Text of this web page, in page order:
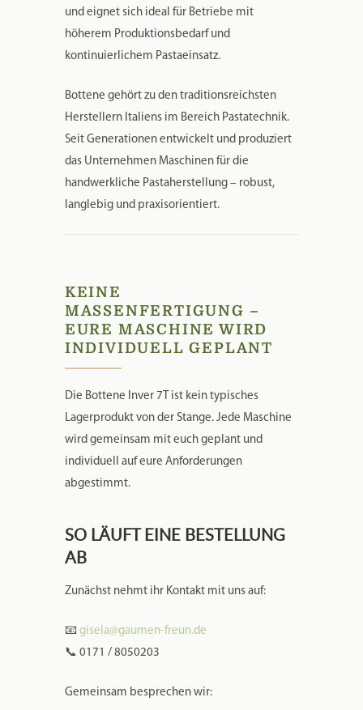
und eignet sich ideal für Betriebe mit
höherem Produktionsbedarf und
kontinuierlichem Pastaeinsatz.
Bottene gehört zu den traditionsreichsten
Herstellern Italiens im Bereich Pastatechnik.
Seit Generationen entwickelt und produziert
das Unternehmen Maschinen für die
handwerkliche Pastaherstellung – robust,
langlebig und praxisorientiert.
KEINE
MASSENFERTIGUNG –
EURE MASCHINE WIRD
INDIVIDUELL GEPLANT
Die Bottene Inver 7T ist kein typisches
Lagerprodukt von der Stange. Jede Maschine
wird gemeinsam mit euch geplant und
individuell auf eure Anforderungen
abgestimmt.
SO LÄUFT EINE BESTELLUNG
AB
Zunächst nehmt ihr Kontakt mit uns auf:
📧 gisela@gaumen-freun.de
📞 0171 / 8050203
Gemeinsam besprechen wir: